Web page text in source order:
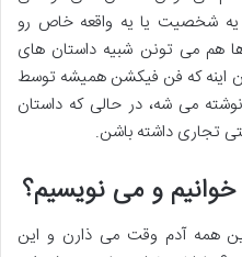
یه شخصیت یا یه واقعه خاص رو
هم می تونن شبیه داستان های
اینه که فن فیکشن همیشه توسط
می شه، در حالی که داستان
تجاری داشته باشن.
همه آدم وقت می ذارن و این